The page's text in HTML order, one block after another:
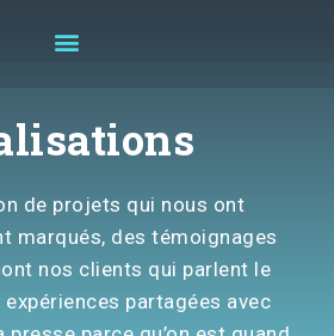
de projets qui nous ont
marqués, des témoignages
nos clients qui parlent le
partagées avec